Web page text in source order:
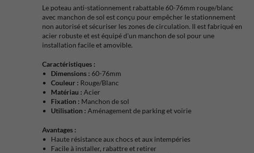
Le poteau anti-stationnement rabattable 60-76mm rouge/blanc
avec manchon de sol est conçu pour empêcher le stationnement
non autorisé et sécuriser les zones de circulation. Il est fabriqué en
acier robuste et est équipé d'un manchon de sol pour une
installation facile et amovible.
Caractéristiques :
Dimensions : 60-76mm
Couleur : Rouge/Blanc
Matériau : Acier
Fixation : Manchon de sol
Utilisation : Aménagement de parking et voirie
Avantages :
Haute résistance aux chocs et aux intempéries
Facile à installer, rabattre et retirer